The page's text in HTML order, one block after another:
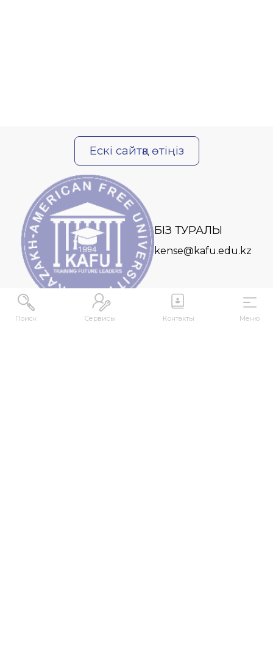
Поиск Сервисы Контакты Меню
Ескі сайтқа өтіңіз
БІЗ ТУРАЛЫ
kense@kafu.edu.kz